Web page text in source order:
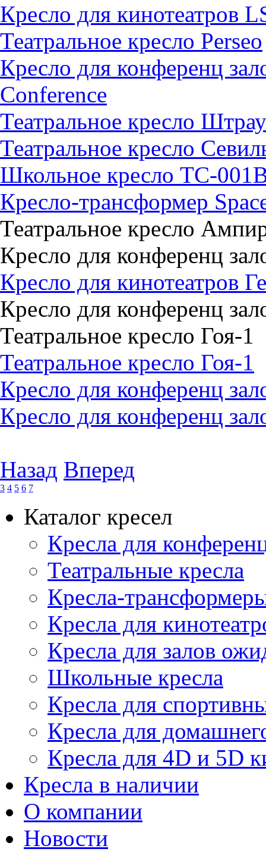
Кресло для кинотеатров
Театральное кресло Perseo
Кресло для конференц
Conference
Театральное кресло
Театральное кресло
Школьное кресло TC-
Кресло-трансформер
Театральное кресло
Кресло для конференц
Кресло для кинотеатров
Кресло для конференц
Театральное кресло Гоя-1
Театральное кресло Гоя-1
Кресло для конференц
Кресло для конференц
Назад Вперед
3 4 5 6 7
Каталог кресел
Кресла для
Театральные кресла
Кресла-
Кресла для
Кресла для залов
Школьные кресла
Кресла для
Кресла для
Кресла для 4D и 5D
Кресла в наличии
О компании
Новости